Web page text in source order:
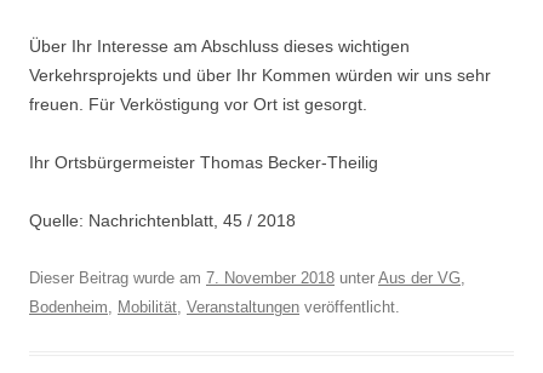
Über Ihr Interesse am Abschluss dieses wichtigen
Verkehrsprojekts und über Ihr Kommen würden wir uns sehr
freuen. Für Verköstigung vor Ort ist gesorgt.
Ihr Ortsbürgermeister Thomas Becker-Theilig
Quelle: Nachrichtenblatt, 45 / 2018
Dieser Beitrag wurde am 7. November 2018 unter Aus der VG,
Bodenheim, Mobilität, Veranstaltungen veröffentlicht.